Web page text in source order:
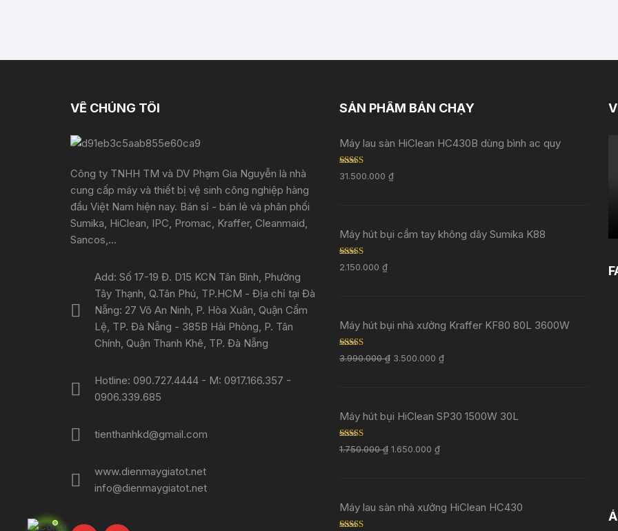
VỀ CHÚNG TÔI
Công ty TNHH TM và DV Phạm Gia Nguyễn là nhà
cung cấp máy và thiết bị vệ sinh công nghiệp hàng
đầu Việt Nam hiện nay. Bán sỉ - bán lẻ và phân phối
Sumika, HiClean, IPC, Promac, Kraffer, Cleanmaid,
Sancos,...
Add: Số 17-19 Đ. D15 KCN Tân Bình, Phường
Tây Thạnh, Q.Tân Phú, TP.HCM - Địa chỉ tại Đà
Nẵng: 27 Võ An Ninh, P. Hòa Xuân, Quận Cẩm
Lệ, TP. Đà Nẵng - 385B Hải Phòng, P. Tân
Chính, Quận Thanh Khê, TP. Đà Nẵng
Hotline: 090.727.4444 - M: 0917.166.357 -
0906.339.685
tienthanhkd@gmail.com
www.dienmaygiatot.net
info@dienmaygiatot.net
SẢN PHẨM BÁN CHẠY
Máy lau sàn HiClean HC430B dùng bình ac quy
Rated5.00
out of 5
31.500.000 ₫
Máy hút bụi cầm tay không dây Sumika K88
Rated 5.00
out of 5
2.150.000 ₫
Máy hút bụi nhà xưởng Kraffer KF80 80L 3600W
Rated 5.00
out of 5
3.990.000₫ 3.500.000 ₫
Máy hút bụi HiClean SP30 1500W 30L
Rated 5.00
out of 5
1.750.000₫ 1.650.000 ₫
Máy lau sàn nhà xưởng HiClean HC430